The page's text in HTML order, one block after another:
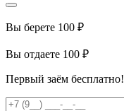
Вы берете 100 ₽
Вы отдаете 100 ₽
Первый заём бесплатно!